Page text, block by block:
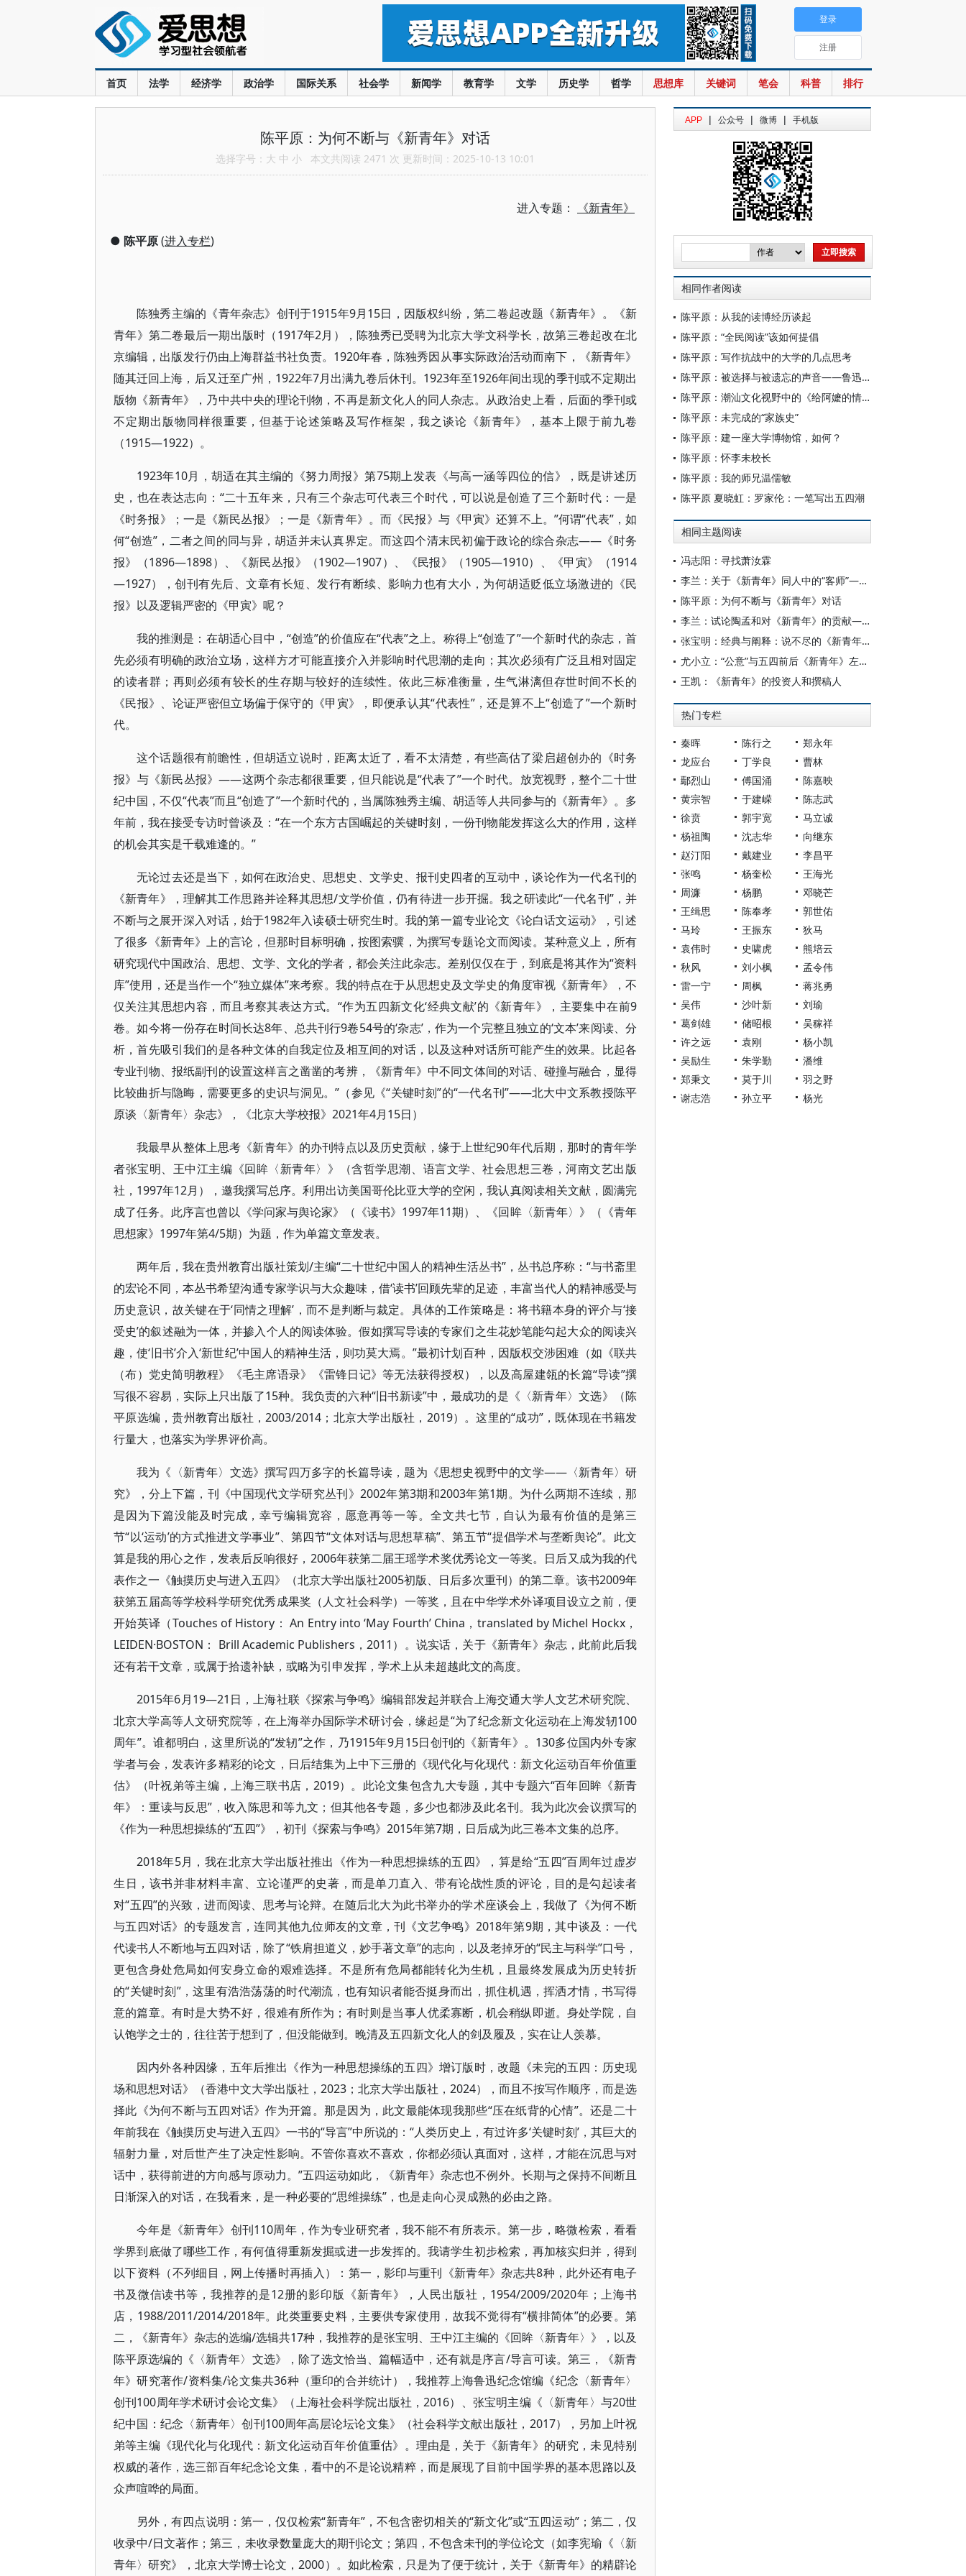
首页 法学 经济学 政治学 国际关系 社会学 新闻学 教育学 文学 历史学 哲学 思想库 关键词 笔会 科普 排行
登录
注册
陈平原：为何不断与《新青年》对话
选择字号： 大 中 小 本文共阅读 2471 次 更新时间：2025-10-13 10:01
进入专题： 《新青年》
● 陈平原(进入专栏)
陈独秀主编的《青年杂志》创刊于1915年9月15日，因版权纠纷，第二卷起改题《新青年》。《新
青年》第二卷最后一期出版时（1917年2月），陈独秀已受聘为北京大学文科学长，故第三卷起改在北
京编辑，出版发行仍由上海群益书社负责。1920年春，陈独秀因从事实际政治活动而南下，《新青年》
随其迁回上海，后又迁至广州，1922年7月出满九卷后休刊。1923年至1926年间出现的季刊或不定期出
版物《新青年》，乃中共中央的理论刊物，不再是新文化人的同人杂志。从政治史上看，后面的季刊或
不定期出版物同样很重要，但基于论述策略及写作框架，我之谈论《新青年》，基本上限于前九卷
（1915—1922）。
1923年10月，胡适在其主编的《努力周报》第75期上发表《与高一涵等四位的信》，既是讲述历
史，也在表达志向：“二十五年来，只有三个杂志可代表三个时代，可以说是创造了三个新时代：一是
《时务报》；一是《新民丛报》；一是《新青年》。而《民报》与《甲寅》还算不上。”何谓“代表”，如
何“创造”，二者之间的同与异，胡适并未认真界定。而这四个清末民初偏于政论的综合杂志——《时务
报》（1896—1898）、《新民丛报》（1902—1907）、《民报》（1905—1910）、《甲寅》（1914
—1927），创刊有先后、文章有长短、发行有断续、影响力也有大小，为何胡适贬低立场激进的《民
报》以及逻辑严密的《甲寅》呢？
我的推测是：在胡适心目中，“创造”的价值应在“代表”之上。称得上“创造了”一个新时代的杂志，首
先必须有明确的政治立场，这样方才可能直接介入并影响时代思潮的走向；其次必须有广泛且相对固定
的读者群；再则必须有较长的生存期与较好的连续性。依此三标准衡量，生气淋漓但存世时间不长的
《民报》、论证严密但立场偏于保守的《甲寅》，即便承认其“代表性”，还是算不上“创造了”一个新时
代。
这个话题很有前瞻性，但胡适立说时，距离太近了，看不太清楚，有些高估了梁启超创办的《时务
报》与《新民丛报》——这两个杂志都很重要，但只能说是“代表了”一个时代。放宽视野，整个二十世
纪中国，不仅“代表”而且“创造了”一个新时代的，当属陈独秀主编、胡适等人共同参与的《新青年》。多
年前，我在接受专访时曾谈及：“在一个东方古国崛起的关键时刻，一份刊物能发挥这么大的作用，这样
的机会其实是千载难逢的。”
无论过去还是当下，如何在政治史、思想史、文学史、报刊史四者的互动中，谈论作为一代名刊的
《新青年》，理解其工作思路并诠释其思想/文学价值，仍有待进一步开掘。我之研读此“一代名刊”，并
不断与之展开深入对话，始于1982年入读硕士研究生时。我的第一篇专业论文《论白话文运动》，引述
了很多《新青年》上的言论，但那时目标明确，按图索骥，为撰写专题论文而阅读。某种意义上，所有
研究现代中国政治、思想、文学、文化的学者，都会关注此杂志。差别仅仅在于，到底是将其作为“资料
库”使用，还是当作一个“独立媒体”来考察。我的特点在于从思想史及文学史的角度审视《新青年》，不
仅关注其思想内容，而且考察其表达方式。“作为五四新文化‘经典文献’的《新青年》，主要集中在前9
卷。如今将一份存在时间长达8年、总共刊行9卷54号的‘杂志’，作为一个完整且独立的‘文本’来阅读、分
析，首先吸引我们的是各种文体的自我定位及相互间的对话，以及这种对话所可能产生的效果。比起各
专业刊物、报纸副刊的设置这样言之凿凿的考辨，《新青年》中不同文体间的对话、碰撞与融合，显得
比较曲折与隐晦，需要更多的史识与洞见。”（参见《“关键时刻”的“一代名刊”——北大中文系教授陈平
原谈〈新青年〉杂志》，《北京大学校报》2021年4月15日）
我最早从整体上思考《新青年》的办刊特点以及历史贡献，缘于上世纪90年代后期，那时的青年学
者张宝明、王中江主编《回眸〈新青年〉》（含哲学思潮、语言文学、社会思想三卷，河南文艺出版
社，1997年12月），邀我撰写总序。利用出访美国哥伦比亚大学的空闲，我认真阅读相关文献，圆满完
成了任务。此序言也曾以《学问家与舆论家》（《读书》1997年11期）、《回眸〈新青年〉》（《青年
思想家》1997年第4/5期）为题，作为单篇文章发表。
两年后，我在贵州教育出版社策划/主编“二十世纪中国人的精神生活丛书”，丛书总序称：“与书斋里
的宏论不同，本丛书希望沟通专家学识与大众趣味，借‘读书’回顾先辈的足迹，丰富当代人的精神感受与
历史意识，故关键在于‘同情之理解’，而不是判断与裁定。具体的工作策略是：将书籍本身的评介与‘接
受史’的叙述融为一体，并掺入个人的阅读体验。假如撰写导读的专家们之生花妙笔能勾起大众的阅读兴
趣，使‘旧书’介入‘新世纪’中国人的精神生活，则功莫大焉。”最初计划百种，因版权交涉困难（如《联共
（布）党史简明教程》《毛主席语录》《雷锋日记》等无法获得授权），以及高屋建瓴的长篇“导读”撰
写很不容易，实际上只出版了15种。我负责的六种“旧书新读”中，最成功的是《〈新青年〉文选》（陈
平原选编，贵州教育出版社，2003/2014；北京大学出版社，2019）。这里的“成功”，既体现在书籍发
行量大，也落实为学界评价高。
我为《〈新青年〉文选》撰写四万多字的长篇导读，题为《思想史视野中的文学——〈新青年〉研
究》，分上下篇，刊《中国现代文学研究丛刊》2002年第3期和2003年第1期。为什么两期不连续，那
是因为下篇没能及时完成，幸亏编辑宽容，愿意再等一等。全文共七节，自认为最有价值的是第三
节“以‘运动’的方式推进文学事业”、第四节“文体对话与思想草稿”、第五节“提倡学术与垄断舆论”。此文
算是我的用心之作，发表后反响很好，2006年获第二届王瑶学术奖优秀论文一等奖。日后又成为我的代
表作之一《触摸历史与进入五四》（北京大学出版社2005初版、日后多次重刊）的第二章。该书2009年
获第五届高等学校科学研究优秀成果奖（人文社会科学）一等奖，且在中华学术外译项目设立之前，便
开始英译（Touches of History： An Entry into ‘May Fourth’ China，translated by Michel Hockx，
LEIDEN·BOSTON： Brill Academic Publishers，2011）。说实话，关于《新青年》杂志，此前此后我
还有若干文章，或属于拾遗补缺，或略为引申发挥，学术上从未超越此文的高度。
2015年6月19—21日，上海社联《探索与争鸣》编辑部发起并联合上海交通大学人文艺术研究院、
北京大学高等人文研究院等，在上海举办国际学术研讨会，缘起是“为了纪念新文化运动在上海发轫100
周年”。谁都明白，这里所说的“发轫”之作，乃1915年9月15日创刊的《新青年》。130多位国内外专家
学者与会，发表许多精彩的论文，日后结集为上中下三册的《现代化与化现代：新文化运动百年价值重
估》（叶祝弟等主编，上海三联书店，2019）。此论文集包含九大专题，其中专题六“百年回眸《新青
年》：重读与反思”，收入陈思和等九文；但其他各专题，多少也都涉及此名刊。我为此次会议撰写的
《作为一种思想操练的“五四”》，初刊《探索与争鸣》2015年第7期，日后成为此三卷本文集的总序。
2018年5月，我在北京大学出版社推出《作为一种思想操练的五四》，算是给“五四”百周年过虚岁
生日，该书并非材料丰富、立论谨严的史著，而是单刀直入、带有论战性质的评论，目的是勾起读者
对“五四”的兴致，进而阅读、思考与论辩。在随后北大为此书举办的学术座谈会上，我做了《为何不断
与五四对话》的专题发言，连同其他九位师友的文章，刊《文艺争鸣》2018年第9期，其中谈及：一代
代读书人不断地与五四对话，除了“铁肩担道义，妙手著文章”的志向，以及老掉牙的“民主与科学”口号，
更包含身处危局如何安身立命的艰难选择。不是所有危局都能转化为生机，且最终发展成为历史转折
的“关键时刻”，这里有浩浩荡荡的时代潮流，也有知识者能否挺身而出，抓住机遇，挥洒才情，书写得
意的篇章。有时是大势不好，很难有所作为；有时则是当事人优柔寡断，机会稍纵即逝。身处学院，自
认饱学之士的，往往苦于想到了，但没能做到。晚清及五四新文化人的剑及履及，实在让人羡慕。
因内外各种因缘，五年后推出《作为一种思想操练的五四》增订版时，改题《未完的五四：历史现
场和思想对话》（香港中文大学出版社，2023；北京大学出版社，2024），而且不按写作顺序，而是选
择此《为何不断与五四对话》作为开篇。那是因为，此文最能体现我那些“压在纸背的心情”。还是二十
年前我在《触摸历史与进入五四》一书的“导言”中所说的：“人类历史上，有过许多‘关键时刻’，其巨大的
辐射力量，对后世产生了决定性影响。不管你喜欢不喜欢，你都必须认真面对，这样，才能在沉思与对
话中，获得前进的方向感与原动力。”五四运动如此，《新青年》杂志也不例外。长期与之保持不间断且
日渐深入的对话，在我看来，是一种必要的“思维操练”，也是走向心灵成熟的必由之路。
今年是《新青年》创刊110周年，作为专业研究者，我不能不有所表示。第一步，略微检索，看看
学界到底做了哪些工作，有何值得重新发掘或进一步发挥的。我请学生初步检索，再加核实归并，得到
以下资料（不列细目，网上传播时再插入）：第一，影印与重刊《新青年》杂志共8种，此外还有电子
书及微信读书等，我推荐的是12册的影印版《新青年》，人民出版社，1954/2009/2020年；上海书
店，1988/2011/2014/2018年。此类重要史料，主要供专家使用，故我不觉得有“横排简体”的必要。第
二，《新青年》杂志的选编/选辑共17种，我推荐的是张宝明、王中江主编的《回眸〈新青年〉》，以及
陈平原选编的《〈新青年〉文选》，除了选文恰当、篇幅适中，还有就是序言/导言可读。第三，《新青
年》研究著作/资料集/论文集共36种（重印的合并统计），我推荐上海鲁迅纪念馆编《纪念〈新青年〉
创刊100周年学术研讨会论文集》（上海社会科学院出版社，2016）、张宝明主编《〈新青年〉与20世
纪中国：纪念〈新青年〉创刊100周年高层论坛论文集》（社会科学文献出版社，2017），另加上叶祝
弟等主编《现代化与化现代：新文化运动百年价值重估》。理由是，关于《新青年》的研究，未见特别
权威的著作，选三部百年纪念论文集，看中的不是论说精粹，而是展现了目前中国学界的基本思路以及
众声喧哗的局面。
另外，有四点说明：第一，仅仅检索“新青年”，不包含密切相关的“新文化”或“五四运动”；第二，仅
收录中/日文著作；第三，未收录数量庞大的期刊论文；第四，不包含未刊的学位论文（如李宪瑜《〈新
青年〉研究》，北京大学博士论文，2000）。如此检索，只是为了便于统计，关于《新青年》的精辟论
APP | 公众号 | 微博 | 手机版
相同作者阅读
陈平原：从我的读博经历谈起
陈平原：“全民阅读”该如何提倡
陈平原：写作抗战中的大学的几点思考
陈平原：被选择与被遗忘的声音——鲁迅“出口”能否以及如何“成章”
陈平原：潮汕文化视野中的《给阿嬷的情书》
陈平原：未完成的“家族史”
陈平原：建一座大学博物馆，如何？
陈平原：怀李未校长
陈平原：我的师兄温儒敏
陈平原 夏晓虹：罗家伦：一笔写出五四潮
相同主题阅读
冯志阳：寻找萧汝霖
李兰：关于《新青年》同人中的“客师”——论《新青年》同人分化的重要细节
陈平原：为何不断与《新青年》对话
李兰：试论陶孟和对《新青年》的贡献——关于《新青年》同人分化重要细节
张宝明：经典与阐释：说不尽的《新青年》
尤小立：“公意”与五四前后《新青年》左翼同人的思想转向
王凯：《新青年》的投资人和撰稿人
热门专栏
秦晖 陈行之
郑永年
龙应台
丁学良
曹林
鄢烈山
傅国涌
陈嘉映
黄宗智
于建嵘
陈志武
徐贲
郭宇宽
马立诚
杨祖陶
沈志华
向继东
赵汀阳
戴建业
李昌平
张鸣
杨奎松
王海光
周濂
杨鹏
邓晓芒
王缉思
陈奉孝
郭世佑
马玲
王振东
狄马
袁伟时
史啸虎
熊培云
秋风
刘小枫
孟令伟
雷一宁
周枫
蒋兆勇
吴伟
沙叶新
刘瑜
葛剑雄
储昭根
吴稼祥
许之远
袁刚
杨小凯
吴励生
朱学勤
潘维
郑秉文
莫于川
羽之野
谢志浩
孙立平 杨光